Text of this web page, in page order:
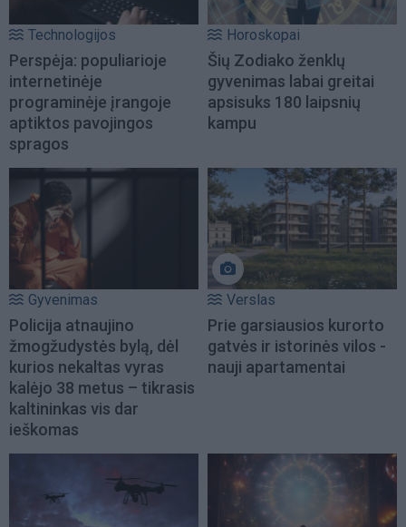
Technologijos
Perspėja: populiarioje
internetinėje
programinėje įrangoje
aptiktos pavojingos
spragos
Horoskopai
Šių Zodiako ženklų
gyvenimas labai greitai
apsisuks 180 laipsnių
kampu
Gyvenimas
Policija atnaujino
žmogžudystės bylą, dėl
kurios nekaltas vyras
kalėjo 38 metus – tikrasis
kaltininkas vis dar
ieškomas
Verslas
Prie garsiausios kurorto
gatvės ir istorinės vilos -
nauji apartamentai